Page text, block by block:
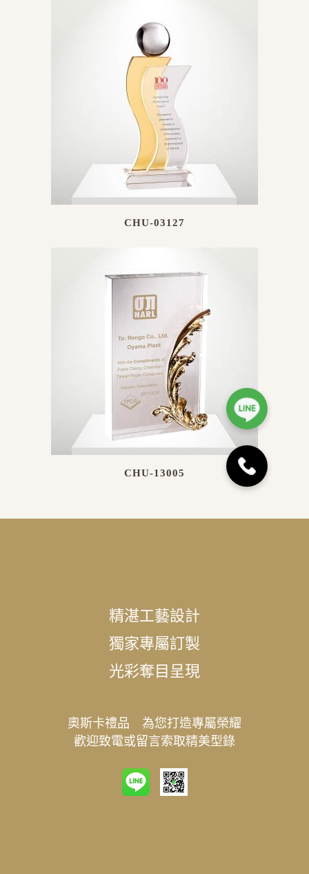
CHU-03127
CHU-13005
精湛工藝設計
獨家專屬訂製
光彩奪目呈現
奧斯卡禮品 為您打造專屬榮耀
歡迎致電或留言索取精美型錄